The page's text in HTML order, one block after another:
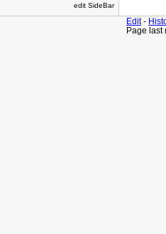
edit SideBar
Edit-
Page last